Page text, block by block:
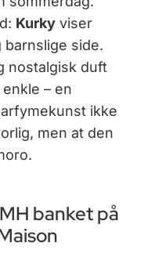
Kurkyviser
barnslige side.
nostalgisk duft
– en
ikke
men at den
banket på